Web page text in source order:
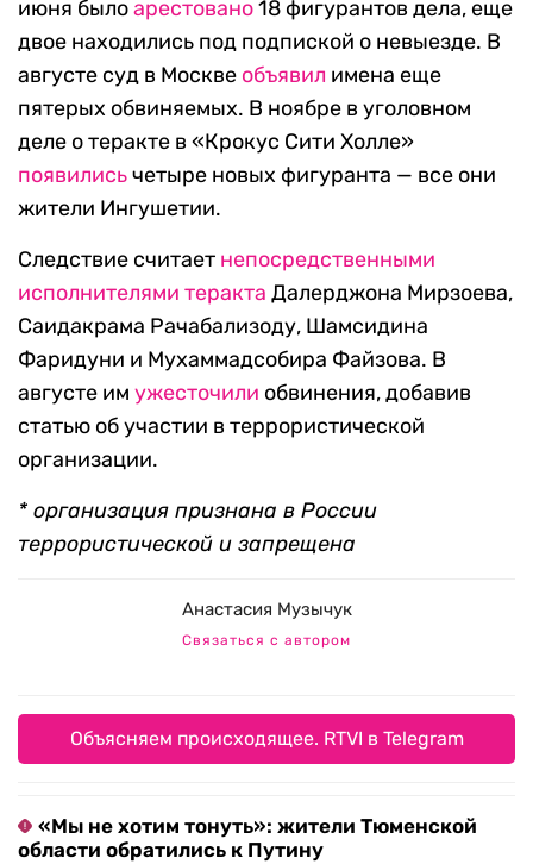
июня былоарестовано18 фигурантов дела, еще
двое находились под подпиской о невыезде. В
августе суд в Москве объявил имена еще
пятерых обвиняемых. В ноябре в уголовном
деле о теракте в «Крокус Сити Холле»
появилисьчетыре новых фигуранта — все они
жители Ингушетии.
Следствие считает непосредственными
исполнителями теракта Далерджона Мирзоева,
Саидакрама Рачабализоду, Шамсидина
Фаридуни и Мухаммадсобира Файзова. В
августе им ужесточили обвинения, добавив
статью об участии в террористической
организации.
* организация признана в России
террористической и запрещена
Анастасия Музычук
Связаться с автором
Объясняем происходящее. RTVI в Telegram
«Мы не хотим тонуть»: жители Тюменской
области обратились к Путину